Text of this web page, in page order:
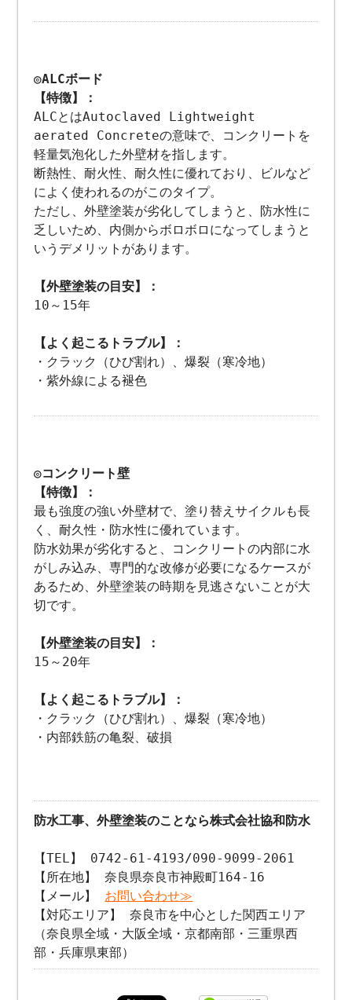
◎ALCボード
【特徴】：
ALCとはAutoclaved Lightweight
aerated Concreteの意味で、コンクリートを
軽量気泡化した外壁材を指します。
断熱性、耐火性、耐久性に優れており、ビルなど
によく使われるのがこのタイプ。
ただし、外壁塗装が劣化してしまうと、防水性に
乏しいため、内側からボロボロになってしまうと
いうデメリットがあります。
【外壁塗装の目安】：
10～15年
【よく起こるトラブル】：
・クラック（ひび割れ）、爆裂（寒冷地）
・紫外線による褪色
◎コンクリート壁
【特徴】：
最も強度の強い外壁材で、塗り替えサイクルも長
く、耐久性・防水性に優れています。
防水効果が劣化すると、コンクリートの内部に水
がしみ込み、専門的な改修が必要になるケースが
あるため、外壁塗装の時期を見逃さないことが大
切です。
【外壁塗装の目安】：
15～20年
【よく起こるトラブル】：
・クラック（ひび割れ）、爆裂（寒冷地）
・内部鉄筋の亀裂、破損
防水工事、外壁塗装のことなら株式会社協和防水
【TEL】 0742-61-4193/090-9099-2061
【所在地】 奈良県奈良市神殿町164-16
【メール】 お問い合わせ≫
【対応エリア】 奈良市を中心とした関西エリア
（奈良県全域・大阪全域・京都南部・三重県西
部・兵庫県東部）